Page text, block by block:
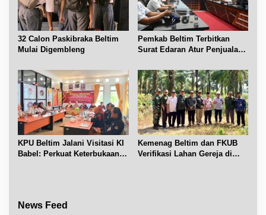
32 Calon Paskibraka Beltim
Mulai Digembleng
Pemkab Beltim Terbitkan
Surat Edaran Atur Penjualan
KPU Beltim Jalani Visitasi KI
Babel: Perkuat Keterbukaan
Kemenag Beltim dan FKUB
Verifikasi Lahan Gereja di
News Feed